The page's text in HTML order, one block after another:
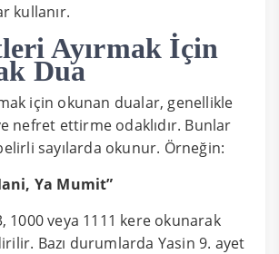
kullanır.
Ayırmak İçin
Dua
için okunan dualar, genellikle
nefret ettirme odaklıdır. Bunlar
sayılarda okunur. Örneğin:
Ya Mumit”
1000 veya 1111 kere okunarak
Bazı durumlarda Yasin 9. ayet